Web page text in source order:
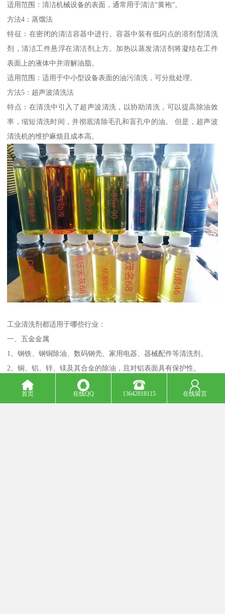
适用范围：清洁机械设备的表面，通常用于清洁“黄袍”。
方法4：蒸馏法
特征：在密闭的清洁容器中进行。容器中装有低闪点的溶剂型清洗
剂，清洁工件悬浮在清洁剂上方。加热以蒸发清洁剂将凝结在工件
表面上的液体中并溶解油脂。
适用范围：适用于中小型设备表面的油污清洗，可分批处理。
方法5：超声波清洗法
特点：在清洗中引入了超声波清洗，以协助清洗，可以提高除油效
率，缩短清洗时间，并彻底清除毛孔和盲孔中的油。 但是，超声波
清洗机的维护麻烦且成本高。
工业清洗剂都适用于哪些行业：
一、五金金属
1、钢铁、钢铜除油、数码钢壳、家用电器、器械配件等清洗剂。
2、铜、铝、锌、镁及其合金的除油，且对铝表面具有保护性。
二、光学玻璃
1、玻璃、丝印玻璃、研磨粉等清洗。
首页 在线QQ 13642818115 在线留言